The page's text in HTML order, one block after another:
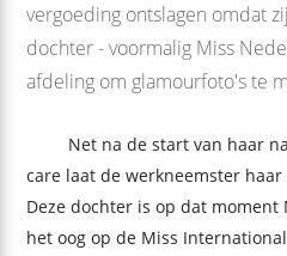
vergoeding ontslagen omdat
dochter - voormalig Miss
afdeling om glamourfoto's te
Net na de start van haar
care laat de werkneemster
Deze dochter is op dat
het oog op de Miss